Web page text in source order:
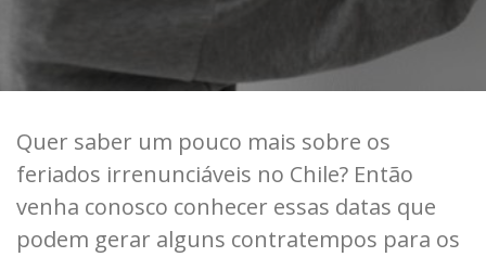
Quer saber um pouco mais sobre os
feriados irrenunciáveis no Chile? Então
venha conosco conhecer essas datas que
podem gerar alguns contratempos para os